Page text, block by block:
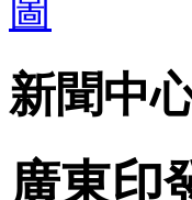
新聞中
廣東印